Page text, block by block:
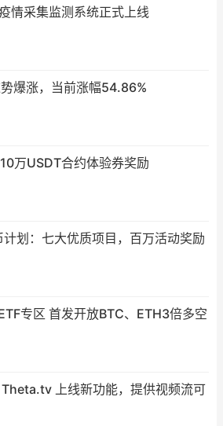
情采集监测系统正式上线
爆涨，当前涨幅54.86%
万USDT合约体验券奖励
划：七大优质项目，百万活动奖励
专区 首发开放BTC、ETH3倍多空
上线新功能，提供视频流可